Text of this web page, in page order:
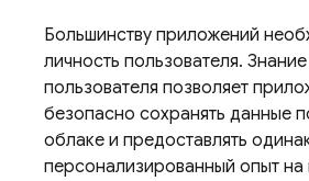
Большинству приложений
личность пользователя.
пользователя позволяет
безопасно сохранять данные
облаке и предоставлять
персонализированный опыт на